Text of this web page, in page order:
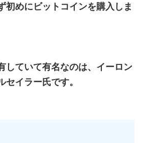
初めにビットコインを購入しま
していて有名なのは、イーロン
セイラー氏です。